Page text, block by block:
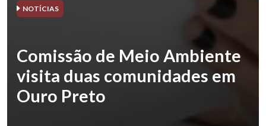
NOTÍCIAS
Comissão de Meio Ambiente
visita duas comunidades em
Ouro Preto